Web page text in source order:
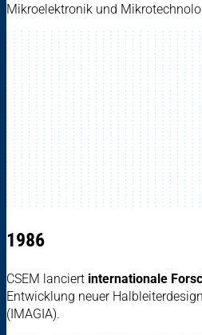
Mikroelektronik und
1986
CSEM lanciert internationale
Entwicklung neuer
(IMAGIA).